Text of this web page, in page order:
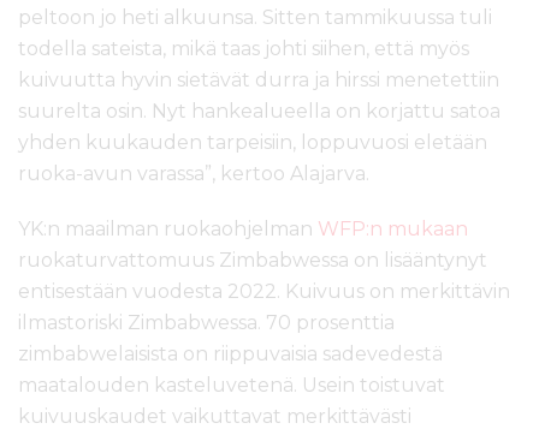
peltoon jo heti alkuunsa. Sitten tammikuussa tuli
todella sateista, mikä taas johti siihen, että myös
kuivuutta hyvin sietävät durra ja hirssi menetettiin
suurelta osin. Nyt hankealueella on korjattu satoa
yhden kuukauden tarpeisiin, loppuvuosi eletään
ruoka-avun varassa”, kertoo Alajarva.
YK:n maailman ruokaohjelman WFP:n mukaan
ruokaturvattomuus Zimbabwessa on lisääntynyt
entisestään vuodesta 2022. Kuivuus on merkittävin
ilmastoriski Zimbabwessa. 70 prosenttia
zimbabwelaisista on riippuvaisia sadevedestä
maatalouden kasteluvetenä. Usein toistuvat
kuivuuskaudet vaikuttavat merkittävästi